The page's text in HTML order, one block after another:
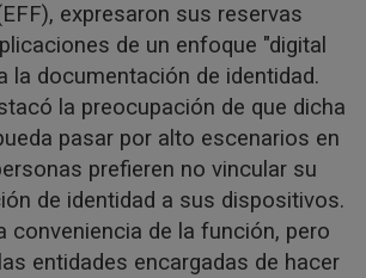
expresaron sus reservas
de un enfoque "digital
la documentación de identidad.
la preocupación de que dicha
pasar por alto escenarios en
prefieren no vincular su
de identidad a sus dispositivos.
conveniencia de la función, pero
entidades encargadas de hacer